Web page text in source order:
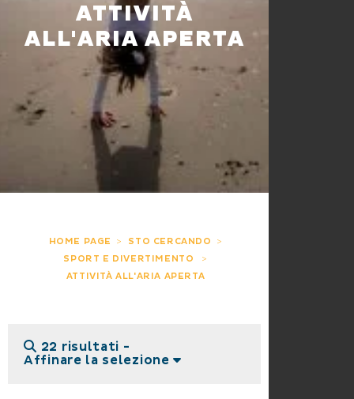
ATTIVITÀ
ALL'ARIA APERTA
HOME PAGE
STO CERCANDO
SPORT E DIVERTIMENTO
ATTIVITÀ ALL'ARIA APERTA
22 risultati -
Affinare la selezione